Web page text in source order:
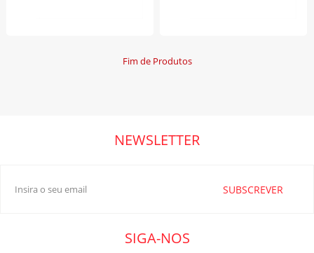
Fim de Produtos
NEWSLETTER
SUBSCREVER
SIGA-NOS